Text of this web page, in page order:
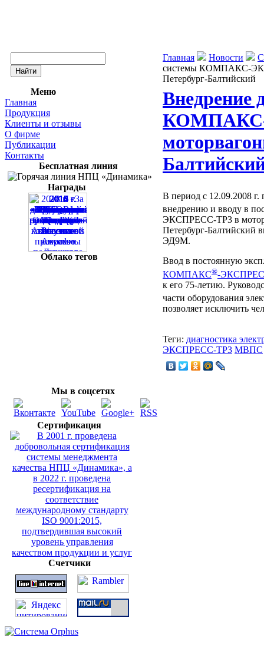
Меню
Главная
Продукция
Клиенты и отзывы
О фирме
Публикации
Контакты
Бесплатная линия
Награды
Облако тегов
Мы в соцсетях
Сертификация
Счетчики
Главная Новости
системы КОМПАКС-
Петербург-Балтийский
Внедрение
В период с 12.09.2008
внедрению и вводу в
ЭКСПРЕСС-ТР3 в
Петербург-Балтийский
ЭД9М.
Ввод в постоянную
КОМПАКС®-
к его 75-летию.
части оборудования
позволяет исключить
Теги: диагностика
ЭКСПРЕСС-ТР3 МВПС